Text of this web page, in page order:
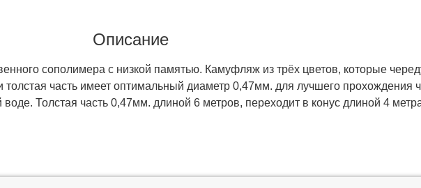
Описание
сополимера с низкой памятью. Камуфляж из трёх цветов, которые
толстая часть имеет оптимальный диаметр 0,47мм. для лучшего прохождения
Толстая часть 0,47мм. длиной 6 метров, переходит в конус длиной 4